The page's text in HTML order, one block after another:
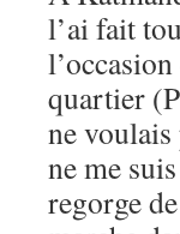
l’ai fait
quartier
ne
ne me
regorge